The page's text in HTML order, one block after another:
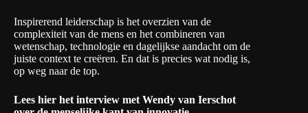
Inspirerend leiderschap is het overzien van de
complexiteit van de mens en het combineren van
wetenschap, technologie en dagelijkse aandacht om de
juiste context te creëren. En dat is precies wat nodig is,
op weg naar de top.
Lees hier het interview met Wendy van Ierschot